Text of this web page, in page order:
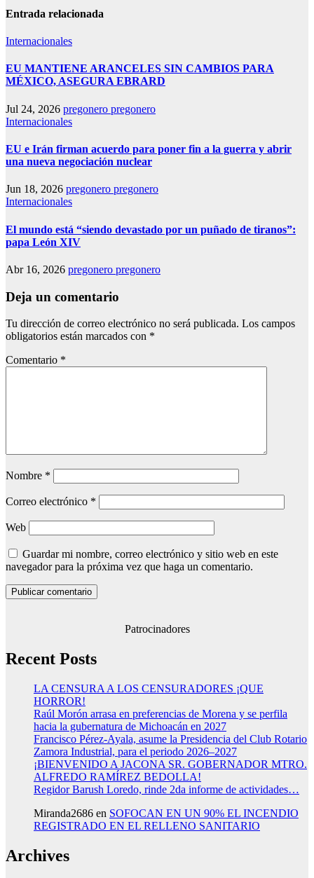
Entrada relacionada
Internacionales
EU MANTIENE ARANCELES SIN CAMBIOS PARA
MÉXICO, ASEGURA EBRARD
Jul 24, 2026 pregonero pregonero
Internacionales
EU e Irán firman acuerdo para poner fin a la guerra y abrir
una nueva negociación nuclear
Jun 18, 2026 pregonero pregonero
Internacionales
El mundo está “siendo devastado por un puñado de tiranos”:
papa León XIV
Abr 16, 2026 pregonero pregonero
Deja un comentario
Tu dirección de correo electrónico no será publicada. Los campos
obligatorios están marcados con *
Comentario *
Nombre *
Correo electrónico *
Web
Guardar mi nombre, correo electrónico y sitio web en este
navegador para la próxima vez que haga un comentario.
Patrocinadores
Recent Posts
LA CENSURA A LOS CENSURADORES ¡QUE
HORROR!
Raúl Morón arrasa en preferencias de Morena y se perfila
hacia la gubernatura de Michoacán en 2027
Francisco Pérez-Ayala, asume la Presidencia del Club Rotario
Zamora Industrial, para el periodo 2026–2027
¡BIENVENIDO A JACONA SR. GOBERNADOR MTRO.
ALFREDO RAMÍREZ BEDOLLA!
Regidor Barush Loredo, rinde 2da informe de actividades…
Miranda2686 en SOFOCAN EN UN 90% EL INCENDIO
REGISTRADO EN EL RELLENO SANITARIO
Archives